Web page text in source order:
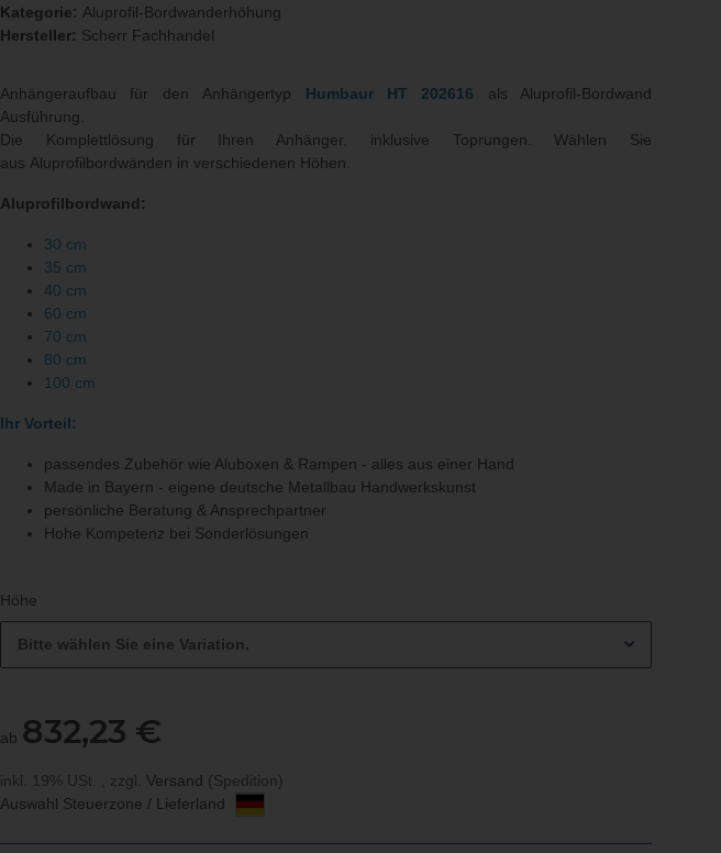
Kategorie: Aluprofil-Bordwanderhöhung
Hersteller: Scherr Fachhandel
Anhängeraufbau für den Anhängertyp Humbaur HT 202616 als Aluprofil-Bordwand
Ausführung.
Die Komplettlösung für Ihren Anhänger, inklusive Toprungen. Wählen Sie
aus Aluprofilbordwänden in verschiedenen Höhen.
Aluprofilbordwand:
30 cm
35 cm
40 cm
60 cm
70 cm
80 cm
100 cm
Ihr Vorteil:
passendes Zubehör wie Aluboxen & Rampen - alles aus einer Hand
Made in Bayern - eigene deutsche Metallbau Handwerkskunst
persönliche Beratung & Ansprechpartner
Hohe Kompetenz bei Sonderlösungen
Höhe
Bitte wählen Sie eine Variation.
ab 832,23 €
inkl. 19% USt. , zzgl. Versand (Spedition)
Auswahl Steuerzone / Lieferland